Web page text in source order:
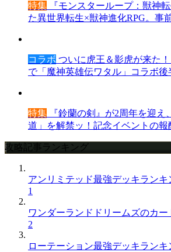
特集 『モンスターループ：獣神
た異世界転生×獣神進化RPG。事
コラボ ついに虎王＆影虎が来た！
で「魔神英雄伝ワタル」コラボ後
特集 『鈴蘭の剣』が2周年を迎え
道」を解禁ッ！記念イベントの報
攻略記事ランキング
アンリミテッド最強デッキランキ
1
ワンダーランドドリームズのカー
2
ローテーション最強デッキラン